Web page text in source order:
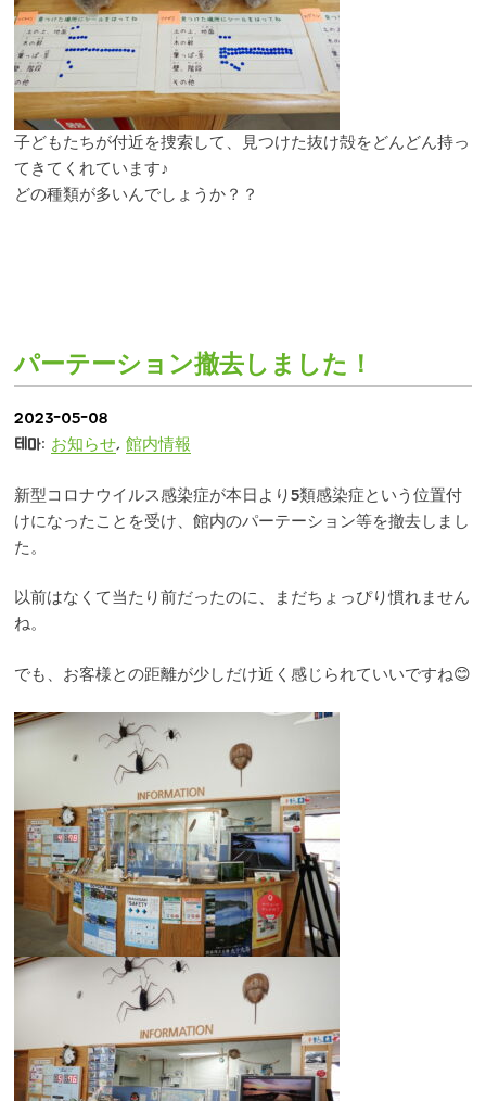
子どもたちが付近を捜索して、見つけた抜け殻をどんどん持っ
てきてくれています♪
どの種類が多いんでしょうか？？
パーテーション撤去しました！
2023-05-08
테마: お知らせ, 館内情報
新型コロナウイルス感染症が本日より5類感染症という位置付
けになったことを受け、館内のパーテーション等を撤去しまし
た。
以前はなくて当たり前だったのに、まだちょっぴり慣れません
ね。
でも、お客様との距離が少しだけ近く感じられていいですね😊